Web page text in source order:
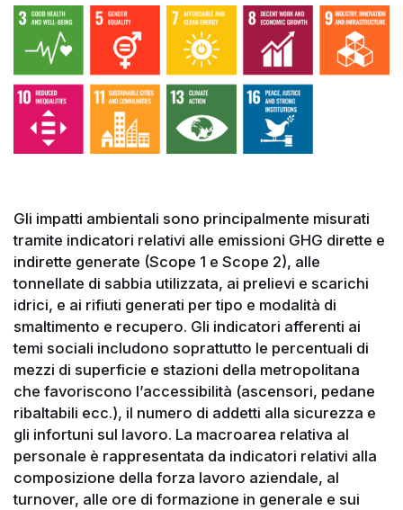
Gli impatti ambientali sono principalmente misurati
tramite indicatori relativi alle emissioni GHG dirette e
indirette generate (Scope 1 e Scope 2), alle
tonnellate di sabbia utilizzata, ai prelievi e scarichi
idrici, e ai rifiuti generati per tipo e modalità di
smaltimento e recupero. Gli indicatori afferenti ai
temi sociali includono soprattutto le percentuali di
mezzi di superficie e stazioni della metropolitana
che favoriscono l’accessibilità (ascensori, pedane
ribaltabili ecc.), il numero di addetti alla sicurezza e
gli infortuni sul lavoro. La macroarea relativa al
personale è rappresentata da indicatori relativi alla
composizione della forza lavoro aziendale, al
turnover, alle ore di formazione in generale e sui